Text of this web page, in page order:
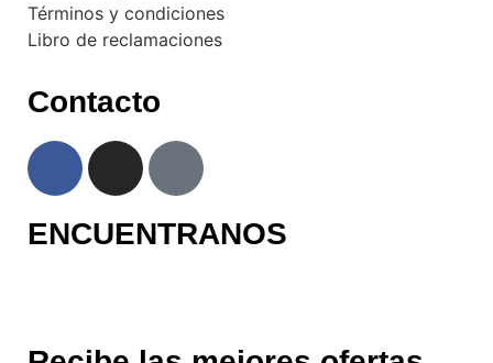
Términos y condiciones
Libro de reclamaciones
Contacto
ENCUENTRANOS